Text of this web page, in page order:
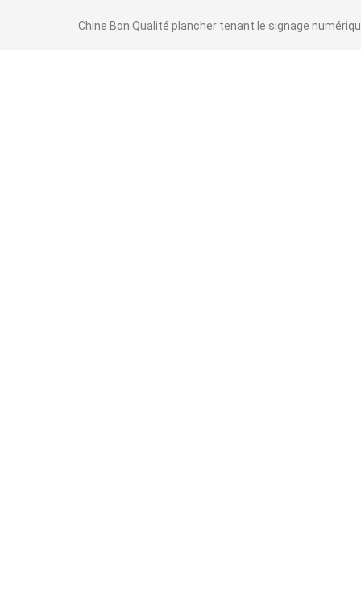
Chine Bon Qualité plancher tenant le signage